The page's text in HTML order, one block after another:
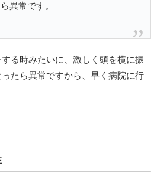
異常です。
る時みたいに、激しく頭を横に振
たら異常ですから、早く病院に行